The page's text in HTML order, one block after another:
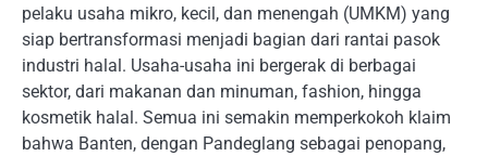
pelaku usaha mikro, kecil, dan menengah (UMKM) yang
siap bertransformasi menjadi bagian dari rantai pasok
industri halal. Usaha-usaha ini bergerak di berbagai
sektor, dari makanan dan minuman, fashion, hingga
kosmetik halal. Semua ini semakin memperkokoh klaim
bahwa Banten, dengan Pandeglang sebagai penopang,